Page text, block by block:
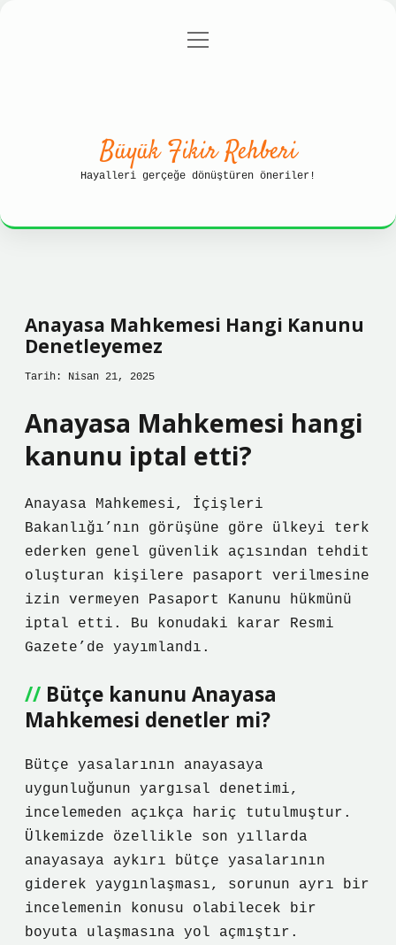
Gizlilik Politikası
menüyü
Büyük Fikir Rehberi
Hayalleri gerçeğe dönüştüren öneriler!
Anayasa Mahkemesi Hangi Kanunu
Denetleyemez
Tarih: Nisan 21, 2025
Anayasa Mahkemesi hangi
kanunu iptal etti?
Anayasa Mahkemesi, İçişleri
Bakanlığı’nın görüşüne göre ülkeyi terk
ederken genel güvenlik açısından tehdit
oluşturan kişilere pasaport verilmesine
izin vermeyen Pasaport Kanunu hükmünü
iptal etti. Bu konudaki karar Resmi
Gazete’de yayımlandı.
Bütçe kanunu Anayasa
Mahkemesi denetler mi?
Bütçe yasalarının anayasaya
uygunluğunun yargısal denetimi,
incelemeden açıkça hariç tutulmuştur.
Ülkemizde özellikle son yıllarda
anayasaya aykırı bütçe yasalarının
giderek yaygınlaşması, sorunun ayrı bir
incelemenin konusu olabilecek bir
boyuta ulaşmasına yol açmıştır.